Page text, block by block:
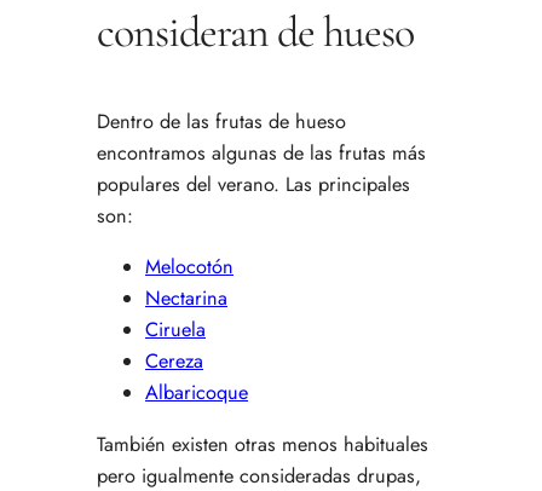
consideran de hueso
Dentro de las frutas de hueso
encontramos algunas de las frutas más
populares del verano. Las principales
son:
Melocotón
Nectarina
Ciruela
Cereza
Albaricoque
También existen otras menos habituales
pero igualmente consideradas drupas,